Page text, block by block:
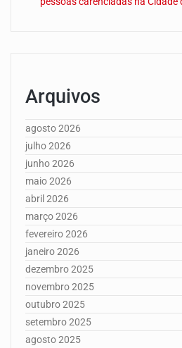
Arquivos
agosto 2026
julho 2026
junho 2026
maio 2026
abril 2026
março 2026
fevereiro 2026
janeiro 2026
dezembro 2025
novembro 2025
outubro 2025
setembro 2025
agosto 2025